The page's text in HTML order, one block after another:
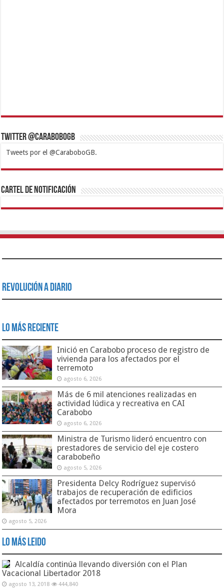
Twitter @CaraboboGB
Tweets por el @CaraboboGB.
1xbetBetturkeyBetistKralbetSupertotobetTipobetMatadorbetMariobet
https://mvbcasino.com/
Cartel de Notificación
Revolución a Diario
Lo Más Reciente
Inició en Carabobo proceso de registro de
vivienda para los afectados por el
terremoto
agosto 6, 2026
Más de 6 mil atenciones realizadas en
actividad lúdica y recreativa en CAI
Carabobo
agosto 6, 2026
Ministra de Turismo lideró encuentro con
prestadores de servicio del eje costero
carabobeño
agosto 5, 2026
Presidenta Delcy Rodríguez supervisó
trabajos de recuperación de edificios
afectados por terremotos en Juan José
Mora
agosto 5, 2026
Lo Más Leido
Alcaldía continúa llevando diversión con el Plan
Vacacional Libertador 2018
agosto 13, 2018 444,840